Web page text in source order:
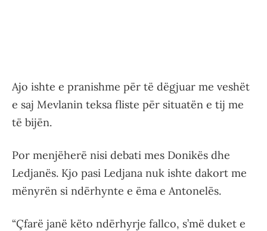
Ajo ishte e pranishme për të dëgjuar me veshët
e saj Mevlanin teksa fliste për situatën e tij me
të bijën.
Por menjëherë nisi debati mes Donikës dhe
Ledjanës. Kjo pasi Ledjana nuk ishte dakort me
mënyrën si ndërhynte e ëma e Antonelës.
“Çfarë janë këto ndërhyrje fallco, s’më duket e